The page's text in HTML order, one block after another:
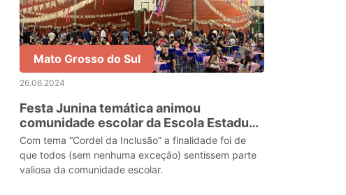
Mato Grosso do Sul
26.06.2024
Festa Junina temática animou
comunidade escolar da Escola Estadual
Antônia da Silveira Capilé
Com tema “Cordel da Inclusão” a finalidade foi de
que todos (sem nenhuma exceção) sentissem parte
valiosa da comunidade escolar.